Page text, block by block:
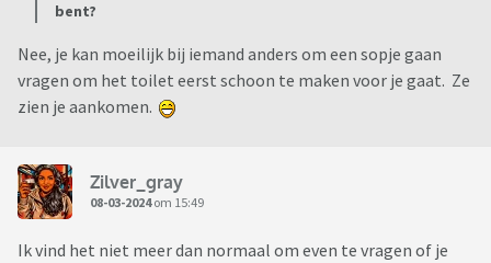
bent?
Nee, je kan moeilijk bij iemand anders om een sopje gaan
vragen om het toilet eerst schoon te maken voor je gaat. Ze
zien je aankomen.
Zilver_gray
08-03-2024om 15:49
Ik vind het niet meer dan normaal om even te vragen of je